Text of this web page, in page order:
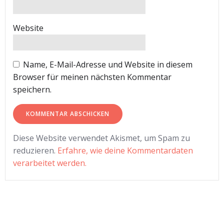
Website
Name, E-Mail-Adresse und Website in diesem
Browser für meinen nächsten Kommentar
speichern.
Diese Website verwendet Akismet, um Spam zu
reduzieren. Erfahre, wie deine Kommentardaten
verarbeitet werden.